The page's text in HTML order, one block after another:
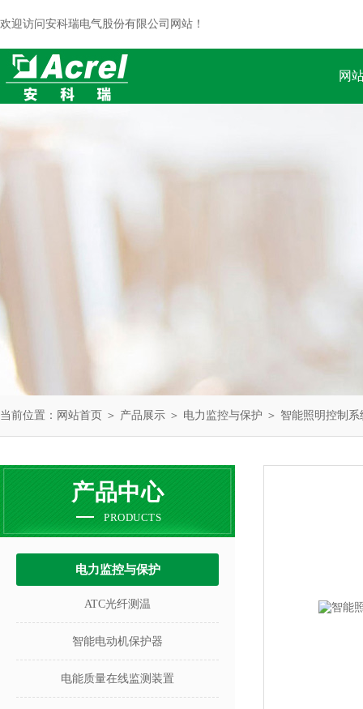
欢迎访问安科瑞电气股份有限公司网站！
网
当前位置： 网站首页 ＞ 产品展示 ＞ 电力监控与保护 ＞ 智能照明控制系
产品中心
PRODUCTS
电力监控与保护
ATC光纤测温
智能电动机保护器
电能质量在线监测装置